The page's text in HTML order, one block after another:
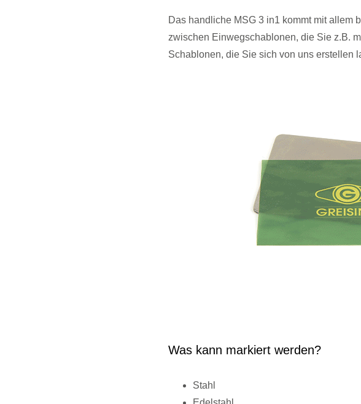
Das handliche MSG 3 in1 kommt mit allem
zwischen Einwegschablonen, die Sie z.B.
Schablonen, die Sie sich von uns erstellen
Was kann markiert werden?
Stahl